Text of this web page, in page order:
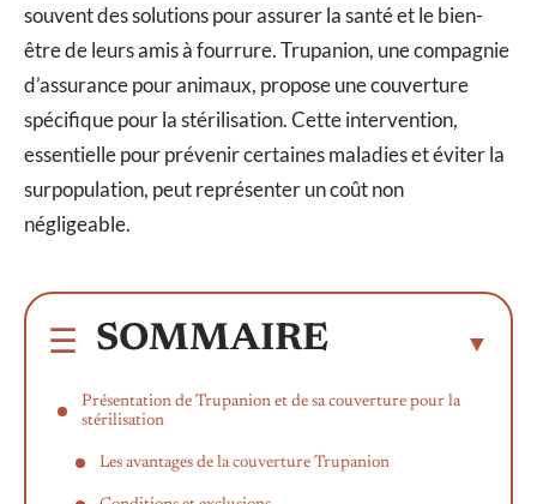
souvent des solutions pour assurer la santé et le bien-
être de leurs amis à fourrure. Trupanion, une compagnie
d’assurance pour animaux, propose une couverture
spécifique pour la stérilisation. Cette intervention,
essentielle pour prévenir certaines maladies et éviter la
surpopulation, peut représenter un coût non
négligeable.
SOMMAIRE
Présentation de Trupanion et de sa couverture pour la
stérilisation
Les avantages de la couverture Trupanion